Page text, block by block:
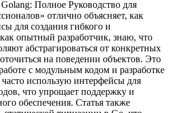
Полное Руководство для
отлично объясняет, как
для создания гибкого и
опытный разработчик, знаю, что
абстрагироваться от конкретных
на поведении объектов. Это
с модульным кодом и разработке
использую интерфейсы для
что упрощает поддержку и
обеспечения. Статья также